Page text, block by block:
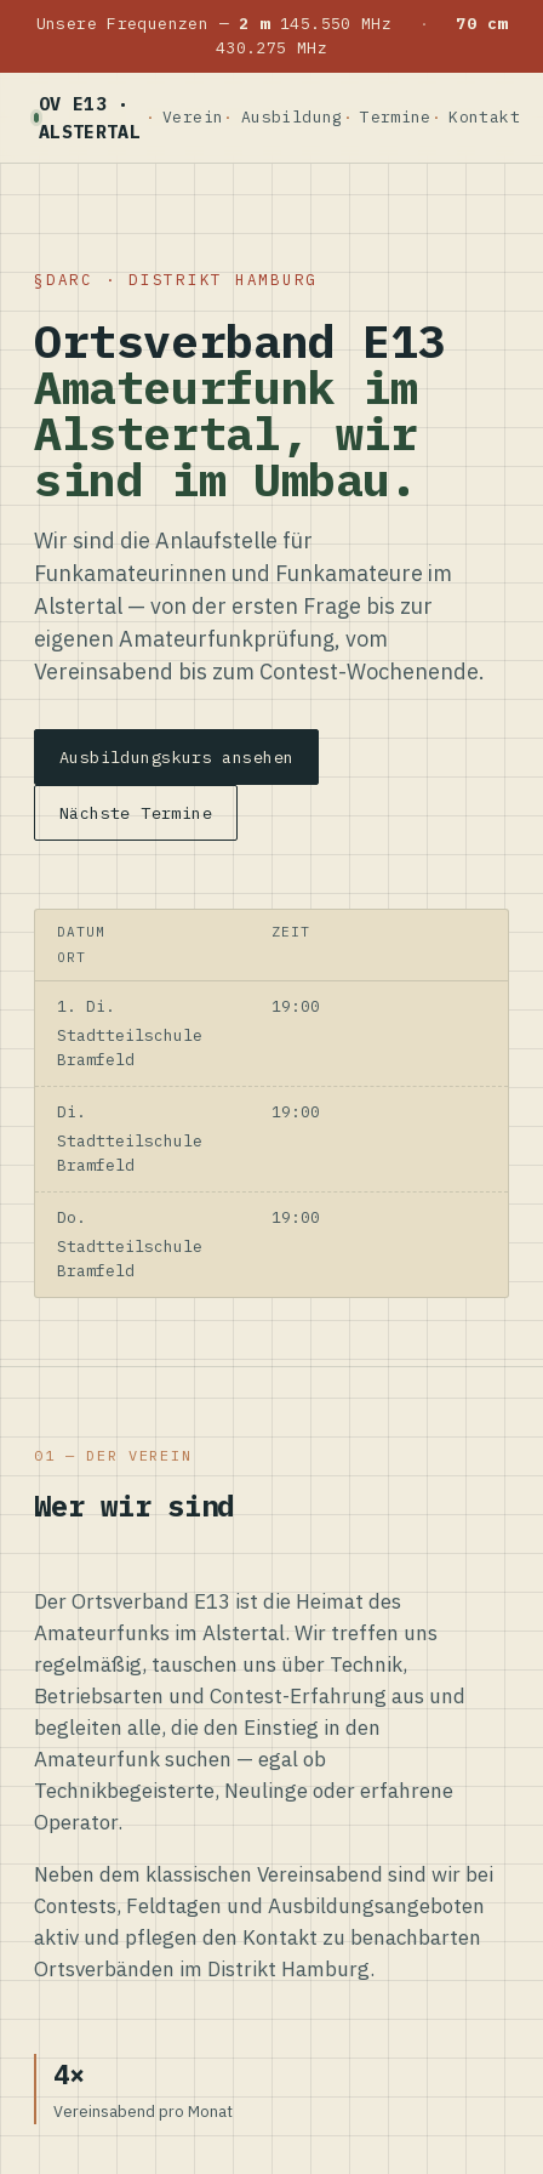
Unsere Frequenzen — 2 m145.550 MHz ·
70 cm
430.275 MHz
OV E13 ·
ALSTERTAL
Verein Ausbildung Termine Kontakt
DARC · DISTRIKT HAMBURG
Ortsverband E13
Amateurfunk im
Alstertal, wir
sind im Umbau.
Wir sind die Anlaufstelle für
Funkamateurinnen und Funkamateure im
Alstertal — von der ersten Frage bis zur
eigenen Amateurfunkprüfung, vom
Vereinsabend bis zum Contest-Wochenende.
Ausbildungskurs ansehen
Nächste Termine
DATUM
ZEIT
ORT
1. Di.
19:00
Stadtteilschule
Bramfeld
Di.
19:00
Stadtteilschule
Bramfeld
Do.
19:00
Stadtteilschule
Bramfeld
01 — DER VEREIN
Wer wir sind
Der Ortsverband E13 ist die Heimat des
Amateurfunks im Alstertal. Wir treffen uns
regelmäßig, tauschen uns über Technik,
Betriebsarten und Contest-Erfahrung aus und
begleiten alle, die den Einstieg in den
Amateurfunk suchen — egal ob
Technikbegeisterte, Neulinge oder erfahrene
Operator.
Neben dem klassischen Vereinsabend sind wir bei
Contests, Feldtagen und Ausbildungsangeboten
aktiv und pflegen den Kontakt zu benachbarten
Ortsverbänden im Distrikt Hamburg.
4×
Vereinsabend pro Monat